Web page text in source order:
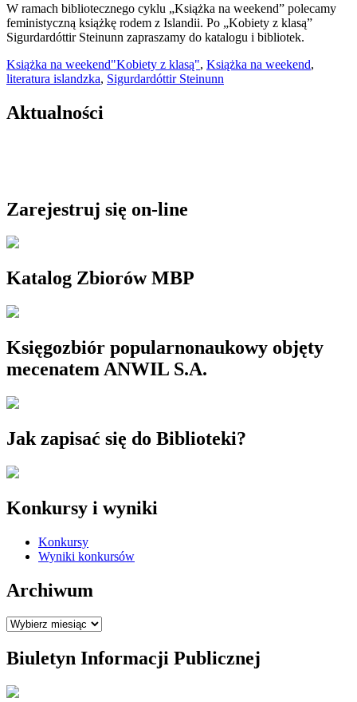
W ramach bibliotecznego cyklu „Książka na weekend” polecamy
feministyczną książkę rodem z Islandii. Po „Kobiety z klasą”
Sigurdardóttir Steinunn zapraszamy do katalogu i bibliotek.
Książka na weekend"Kobiety z klasą", Książka na weekend,
literatura islandzka, Sigurdardóttir Steinunn
Aktualności
Zarejestruj się on-line
Katalog Zbiorów MBP
Księgozbiór popularnonaukowy objęty
mecenatem ANWIL S.A.
Jak zapisać się do Biblioteki?
Konkursy i wyniki
Konkursy
Wyniki konkursów
Archiwum
Archiwum
Biuletyn Informacji Publicznej